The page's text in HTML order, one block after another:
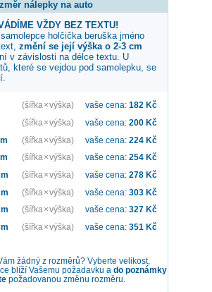
nálepky na auto
VŽDY BEZ TEXTU!
holčička beruškajméno
změní se její výška o 2-3 cm
v závislosti na délce textu. U
které se vejdou pod samolepku, se
(šířka × výška) vaše cena: 182 Kč
(šířka × výška) vaše cena: 200 Kč
(šířka × výška) vaše cena: 224 Kč
(šířka × výška) vaše cena: 254 Kč
(šířka × výška) vaše cena: 278 Kč
(šířka × výška) vaše cena: 303 Kč
(šířka × výška) vaše cena: 327 Kč
(šířka × výška) vaše cena: 351 Kč
žádný z rozměrů? Vyberte velikost,
blíží Vašemu požadavku a do poznámky
požadovanou změnu rozměru.